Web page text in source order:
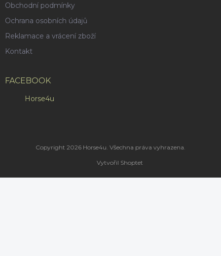
Obchodní podmínky
Ochrana osobních údajů
Reklamace a vrácení zboží
Kontakt
FACEBOOK
Horse4u
Vytvořil Shoptet
Copyright 2026 Horse4u. Všechna práva vyhrazena.